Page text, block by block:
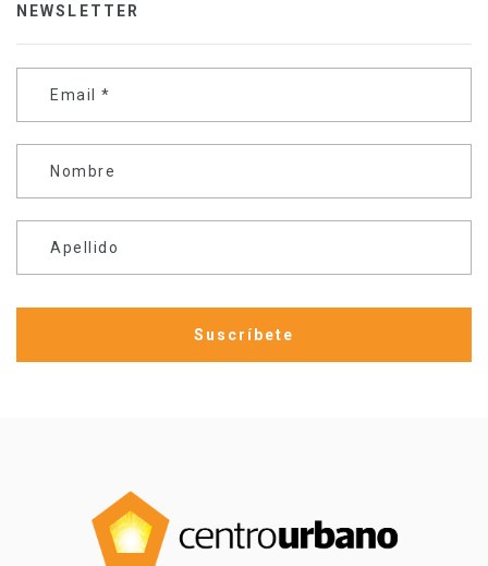
NEWSLETTER
Email *
Nombre
Apellido